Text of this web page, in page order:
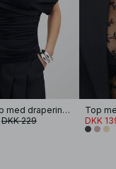
Soft Line top med draperinger
DKK 229
DKK